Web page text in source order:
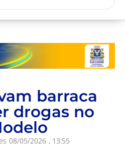
barraca
drogas no
08/05/2026 , 13:55